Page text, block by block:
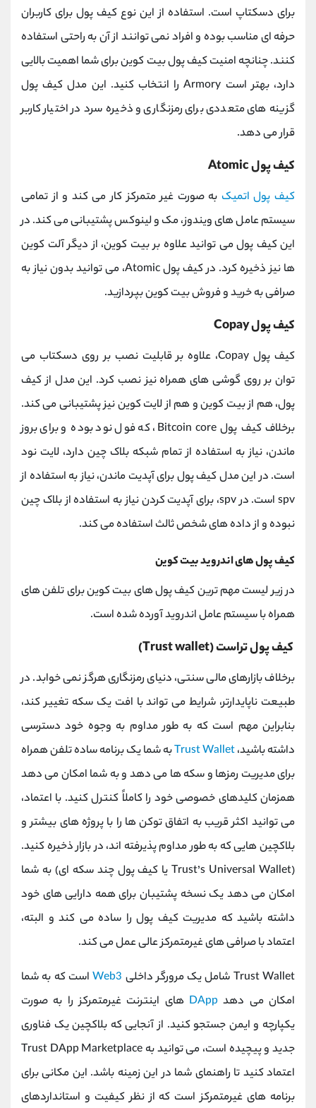
برای دسکتاپ است. استفاده از این نوع کیف پول برای کاربران
حرفه ای مناسب بوده و افراد نمی توانند از آن به راحتی استفاده
کنند. چنانچه امنیت کیف پول بیت کوین برای شما اهمیت بالایی
دارد، بهتر است Armory را انتخاب کنید. این مدل کیف پول
گزینه های متعددی برای رمزنگاری و ذخیره سرد در اختیار کاربر
قرار می دهد.
کیف پول Atomic
کیف پول اتمیک به صورت غیر متمرکز کار می کند و از تمامی
سیستم عامل های ویندوز، مک و لینوکس پشتیبانی می کند. در
این کیف پول می توانید علاوه بر بیت کوین، از دیگر آلت کوین
ها نیز ذخیره کرد. در کیف پول Atomic، می توانید بدون نیاز به
صرافی به خرید و فروش بیت کوین بپردازید.
کیف پول Copay
کیف پول Copay، علاوه بر قابلیت نصب بر روی دسکتاب می
توان بر روی گوشی های همراه نیز نصب کرد. این مدل از کیف
پول، هم از بیت کوین و هم از لایت کوین نیز پشتیبانی می کند.
برخلاف کیف پول Bitcoin core، که فول نود بوده و برای بروز
ماندن، نیاز به استفاده از تمام شبکه بلاک چین دارد، لایت نود
است. در این مدل کیف پول برای آپدیت ماندن، نیاز به استفاده از
spv است. در spv، برای آپدیت کردن نیاز به استفاده از بلاک چین
نبوده و از داده های شخص ثالث استفاده می کند.
کیف پول های اندروید بیت کوین
در زیر لیست مهم ترین کیف پول های بیت کوین برای تلفن های
همراه با سیستم عامل اندروید آورده شده است.
کیف پول تراست (Trust wallet)
برخلاف بازارهای مالی سنتی، دنیای رمزنگاری هرگز نمی خوابد. در
طبیعت ناپایدارتر، شرایط می تواند با افت یک سکه تغییر کند،
بنابراین مهم است که به طور مداوم به وجوه خود دسترسی
داشته باشید،Trust Walletبه شما یک برنامه ساده تلفن همراه
برای مدیریت رمزها و سکه ها می دهد و به شما امکان می دهد
همزمان کلیدهای خصوصی خود را کاملاً کنترل کنید. با اعتماد،
می توانید اکثر قریب به اتفاق توکن ها را با پروژه های بیشتر و
بلاکچین هایی که به طور مداوم پذیرفته اند، در بازار ذخیره کنید.
(Trust’s Universal Wallet یا کیف پول چند سکه ای) به شما
امکان می دهد یک نسخه پشتیبان برای همه دارایی های خود
داشته باشید که مدیریت کیف پول را ساده می کند و البته،
اعتماد با صرافی های غیرمتمرکز عالی عمل می کند.
Trust Wallet شامل یک مرورگر داخلی
Web3است که به شما
امکان می دهد DApp های اینترنت غیرمتمرکز را به صورت
یکپارچه و ایمن جستجو کنید. از آنجایی که بلاکچین یک فناوری
جدید و پیچیده است، می توانید به Trust DApp Marketplace
اعتماد کنید تا راهنمای شما در این زمینه باشد. این مکانی برای
برنامه های غیرمتمرکز است که از نظر کیفیت و استانداردهای